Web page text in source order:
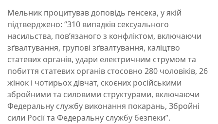
Мельник процитував доповідь генсека, у якій
підтверджено: “310 випадків сексуального
насильства, пов’язаного з конфліктом, включаючи
зґвалтування, групові зґвалтування, каліцтво
статевих органів, удари електричним струмом та
побиття статевих органів стосовно 280 чоловіків, 26
жінок і чотирьох дівчат, скоєних російськими
збройними та силовими структурами, включаючи
Федеральну службу виконання покарань, Збройні
сили Росії та Федеральну службу безпеки”.